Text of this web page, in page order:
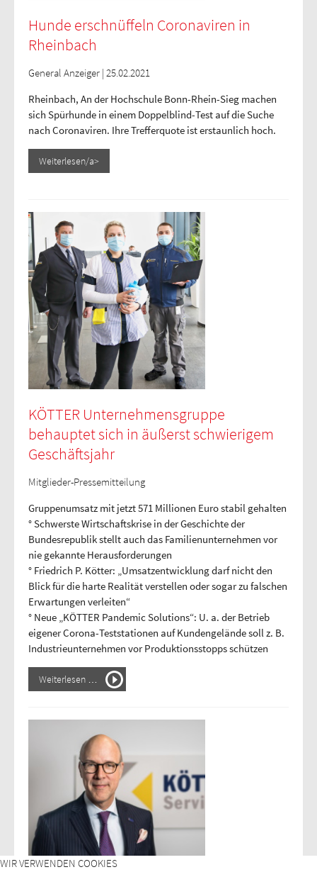
Hunde erschnüffeln Coronaviren in
Rheinbach
General Anzeiger | 25.02.2021
Rheinbach, An der Hochschule Bonn-Rhein-Sieg machen
sich Spürhunde in einem Doppelblind-Test auf die Suche
nach Coronaviren. Ihre Trefferquote ist erstaunlich hoch.
Weiterlesen/a>
KÖTTER Unternehmensgruppe
behauptet sich in äußerst schwierigem
Geschäftsjahr
Mitglieder-Pressemitteilung
Gruppenumsatz mit jetzt 571 Millionen Euro stabil gehalten
° Schwerste Wirtschaftskrise in der Geschichte der
Bundesrepublik stellt auch das Familienunternehmen vor
nie gekannte Herausforderungen
° Friedrich P. Kötter: „Umsatzentwicklung darf nicht den
Blick für die harte Realität verstellen oder sogar zu falschen
Erwartungen verleiten“
° Neue „KÖTTER Pandemic Solutions“: U. a. der Betrieb
eigener Corona-Teststationen auf Kundengelände soll z. B.
Industrieunternehmen vor Produktionsstopps schützen
Weiterlesen …
WIR VERWENDEN COOKIES